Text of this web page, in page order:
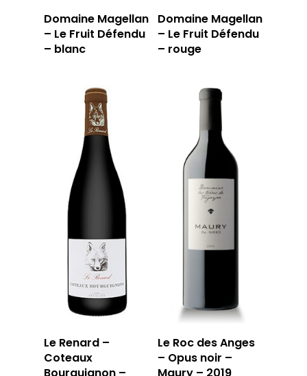
Domaine Magellan
– Le Fruit Défendu
– blanc
Domaine Magellan
– Le Fruit Défendu
– rouge
Le Renard –
Coteaux
Le Roc des Anges
– Opus noir –